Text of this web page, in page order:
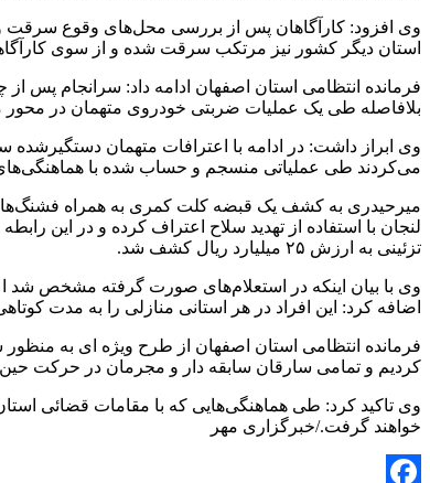
استان دیگر کشور نیز مرتکب سرقت شده و از سوی
فرمانده انتظامی استان اصفهان ادامه داد: سرانجام پس
بلافاصله طی یک عملیات ضربتی خودروی متهمان در محور مورچه خورت شناسایی
می‌کردند طی عملیاتی منسجم و حساب شده با
تزئینی به ارزش ۲۵ میلیارد ریال کشف شد.
وی با بیان اینکه در استعلام‌های صورت گرفته مشخص شد
اضافه کرد: این افراد در هر استانی منازلی را به مدت
فرمانده انتظامی استان اصفهان از طرح ویژه ای به
کردیم و تمامی سارقان سابقه دار و مجرمان در حرکت
وی تاکید کرد: طی هماهنگی‌هایی که با مقامات قضائی
خواهند گرفت./خبرگزاری مهر